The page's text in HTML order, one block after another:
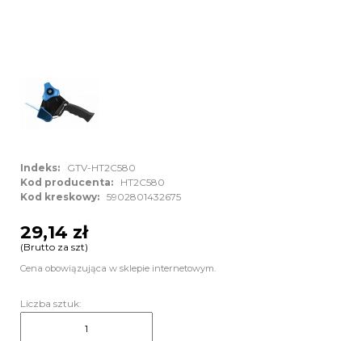
Indeks:
GTV-HT2C580
Kod producenta:
HT2C580
Kod kreskowy: 5902801432675
29,14 zł
(Brutto za szt)
Cena obowiązująca w sklepie internetowym.
Liczba sztuk: